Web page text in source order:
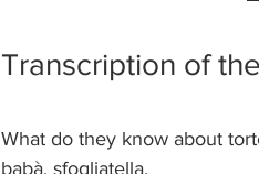
Transcription of
What do they know about
babà, sfogliatella.